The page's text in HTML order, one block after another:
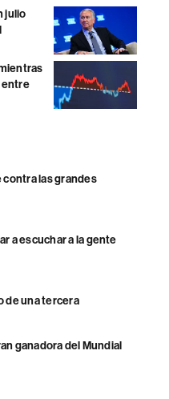
julio
entre
contra las grandes
a escuchar a la gente
de una tercera
ganadora del Mundial